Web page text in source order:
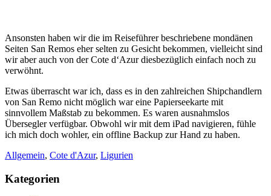
Ansonsten haben wir die im Reiseführer beschriebene mondänen
Seiten San Remos eher selten zu Gesicht bekommen, vielleicht sind
wir aber auch von der Cote d‘Azur diesbezüglich einfach noch zu
verwöhnt.
Etwas überrascht war ich, dass es in den zahlreichen Shipchandlern
von San Remo nicht möglich war eine Papierseekarte mit
sinnvollem Maßstab zu bekommen. Es waren ausnahmslos
Übersegler verfügbar. Obwohl wir mit dem iPad navigieren, fühle
ich mich doch wohler, ein offline Backup zur Hand zu haben.
Allgemein, Cote d'Azur, Ligurien
Kategorien